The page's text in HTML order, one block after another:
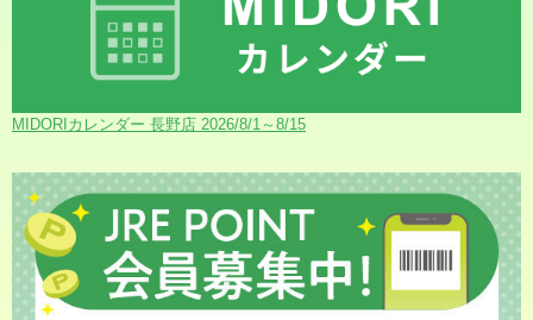
MIDORIカレンダー 長野店 2026/8/1～8/15